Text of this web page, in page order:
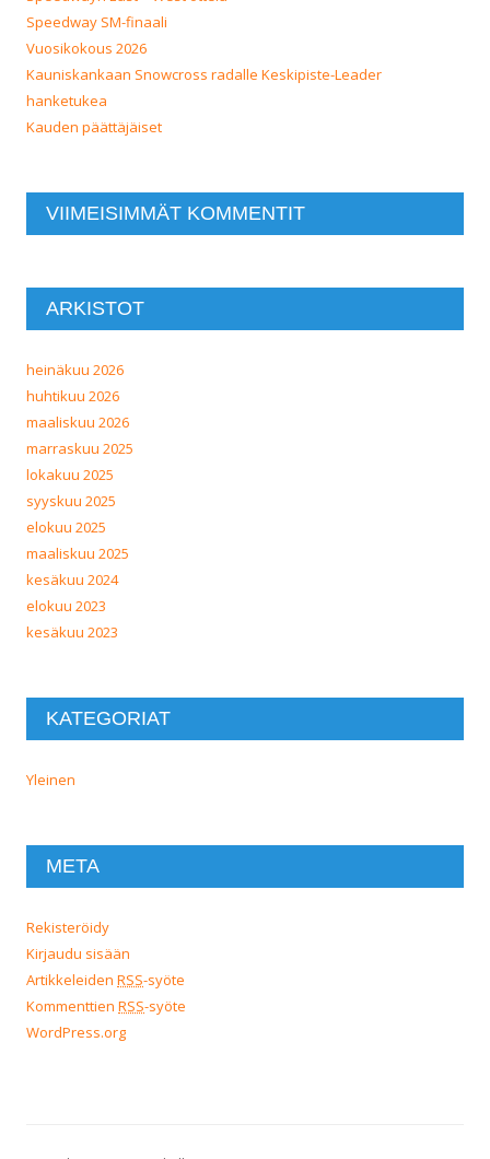
Speedway SM-finaali
Vuosikokous 2026
Kauniskankaan Snowcross radalle Keskipiste-Leader
hanketukea
Kauden päättäjäiset
VIIMEISIMMÄT KOMMENTIT
ARKISTOT
heinäkuu 2026
huhtikuu 2026
maaliskuu 2026
marraskuu 2025
lokakuu 2025
syyskuu 2025
elokuu 2025
maaliskuu 2025
kesäkuu 2024
elokuu 2023
kesäkuu 2023
KATEGORIAT
Yleinen
META
Rekisteröidy
Kirjaudu sisään
Artikkeleiden RSS-syöte
Kommenttien RSS-syöte
WordPress.org